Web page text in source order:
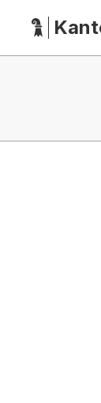
Hauptnavigation